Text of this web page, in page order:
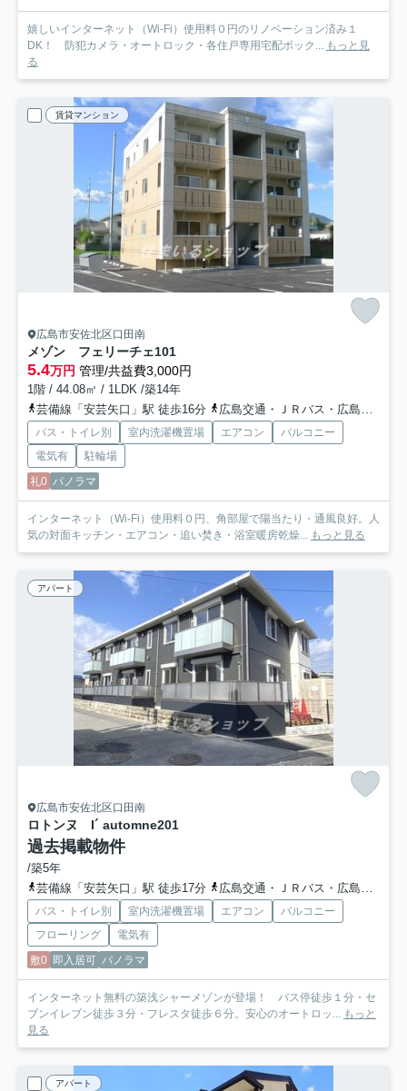
嬉しいインターネット（Wi-Fi）使用料０円のリノベーション済み１
DK！ 防犯カメラ・オートロック・各住戸専用宅配ボック... もっと見
る
賃貸マンション
広島市安佐北区口田南
メゾン フェリーチェ101
5.4万円 管理/共益費3,000円
1階 / 44.08㎡ / 1LDK /築14年
芸備線「安芸矢口」駅 徒歩16分
広島交通・ＪＲバス・広島バス「小田教円寺前バス停」バス停下車 徒歩4分
バス・トイレ別 室内洗濯機置場 エアコン
バルコニー
電気有
駐輪場
礼0 パノラマ
インターネット（Wi-Fi）使用料０円、角部屋で陽当たり・通風良好。人
気の対面キッチン・エアコン・追い焚き・浴室暖房乾燥... もっと見る
アパート
広島市安佐北区口田南
ロトンヌ I´ automne201
過去掲載物件
/築5年
芸備線「安芸矢口」駅 徒歩17分
広島交通・ＪＲバス・広島バス「小田教円寺前バス停」バス停下車 徒歩1分
バス・トイレ別 室内洗濯機置場 エアコン
バルコニー
フローリング
電気有
敷0 即入居可 パノラマ
インターネット無料の築浅シャーメゾンが登場！ バス停徒歩１分・セ
ブンイレブン徒歩３分・フレスタ徒歩６分。安心のオートロッ... もっと
見る
アパート